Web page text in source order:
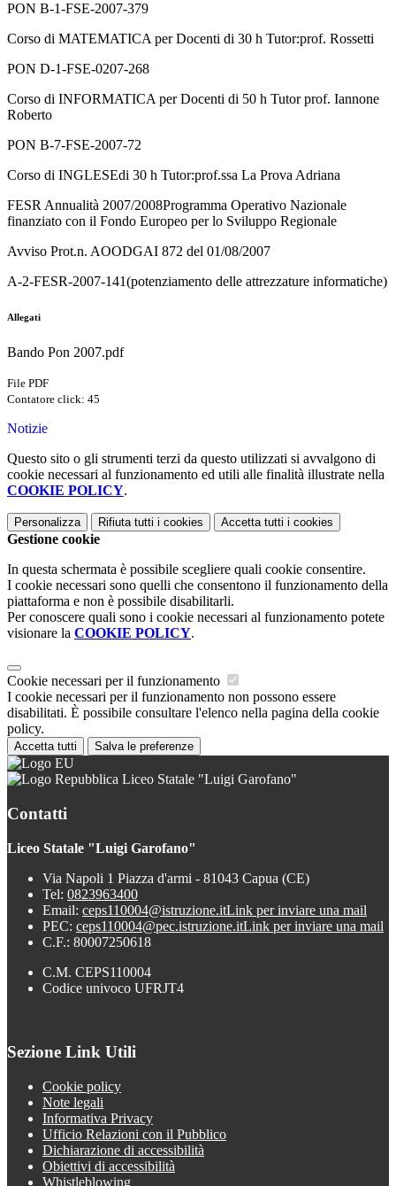
PON B-1-FSE-2007-379
Corso di MATEMATICA per Docenti di 30 h Tutor:prof. Rossetti
PON D-1-FSE-0207-268
Corso di INFORMATICA per Docenti di 50 h Tutor prof. Iannone
Roberto
PON B-7-FSE-2007-72
Corso di INGLESEdi 30 h Tutor:prof.ssa La Prova Adriana
FESR Annualità 2007/2008Programma Operativo Nazionale
finanziato con il Fondo Europeo per lo Sviluppo Regionale
Avviso Prot.n. AOODGAI 872 del 01/08/2007
A-2-FESR-2007-141(potenziamento delle attrezzature informatiche)
Allegati
Bando Pon 2007.pdf
File PDF
Contatore click: 45
Notizie
Questo sito o gli strumenti terzi da questo utilizzati si avvalgono di
cookie necessari al funzionamento ed utili alle finalità illustrate nella
COOKIE POLICY.
Personalizza Rifiuta tutti i cookies Accetta tutti i cookies
Gestione cookie
In questa schermata è possibile scegliere quali cookie consentire.
I cookie necessari sono quelli che consentono il funzionamento della
piattaforma e non è possibile disabilitarli.
Per conoscere quali sono i cookie necessari al funzionamento potete
visionare la COOKIE POLICY.
Cookie necessari per il funzionamento
I cookie necessari per il funzionamento non possono essere
disabilitati. È possibile consultare l'elenco nella pagina della cookie
policy.
Accetta tutti Salva le preferenze
Liceo Statale "Luigi Garofano"
Contatti
Liceo Statale "Luigi Garofano"
Via Napoli 1 Piazza d'armi - 81043 Capua (CE)
Tel: 0823963400
Email: ceps110004@istruzione.itLink per inviare una mail
PEC: ceps110004@pec.istruzione.itLink per inviare una mail
C.F.: 80007250618
C.M. CEPS110004
Codice univoco UFRJT4
Sezione Link Utili
Cookie policy
Note legali
Informativa Privacy
Ufficio Relazioni con il Pubblico
Dichiarazione di accessibilità
Obiettivi di accessibilità
Whistleblowing